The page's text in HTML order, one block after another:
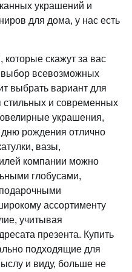
украшений и
для дома, у нас есть
скажут за вас
всевозможных
выбрать вариант для
стильных и современных
украшения,
дню рождения отлично
вазы,
компании можно
глобусами,
ассортименту
учитывая
презента. Купить
подходящие для
и виду, больше не